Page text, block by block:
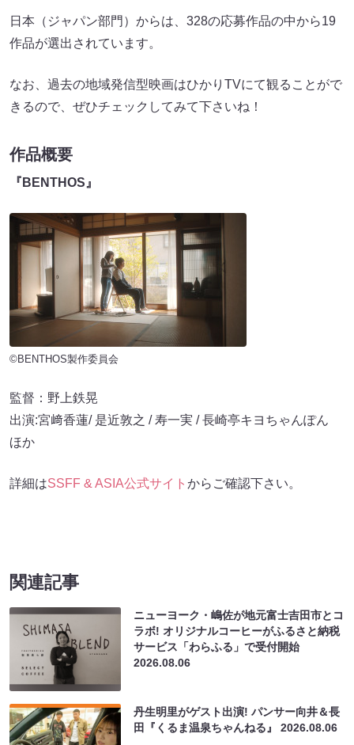
日本（ジャパン部門）からは、328の応募作品の中から19
作品が選出されています。
なお、過去の地域発信型映画はひかりTVにて観ることがで
きるので、ぜひチェックしてみて下さいね！
作品概要
『BENTHOS』
©BENTHOS製作委員会
監督：野上鉄晃
出演:宮﨑香蓮/ 是近敦之 / 寿一実 / 長崎亭キヨちゃんぽん
ほか
詳細はSSFF & ASIA公式サイト からご確認下さい。
関連記事
ニューヨーク・嶋佐が地元富士吉田市とコ
ラボ! オリジナルコーヒーがふるさと納税
サービス「わらふる」で受付開始
2026.08.06
丹生明里がゲスト出演! パンサー向井＆長
田『くるま温泉ちゃんねる』2026.08.06